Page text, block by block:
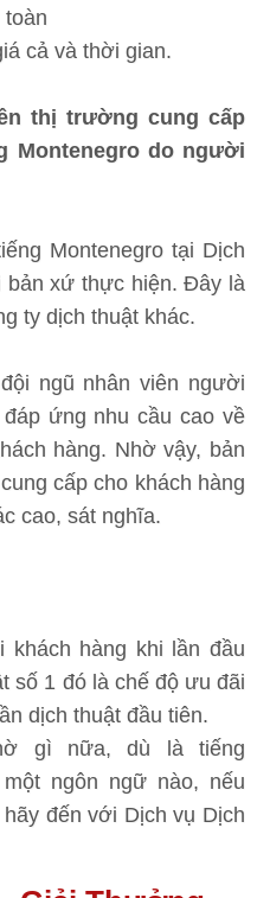
cả và thời gian.
thị trường cung cấp
Montenegro do người
Montenegro tại Dịch
bản xứ thực hiện. Đây là
ty dịch thuật khác.
ngũ nhân viên người
ứng nhu cầu cao về
hàng. Nhờ vậy, bản
cấp cho khách hàng
cao, sát nghĩa.
hàng khi lần đầu
số 1 đó là chế độ ưu đãi
dịch thuật đầu tiên.
gì nữa, dù là tiếng
ngôn ngữ nào, nếu
đến với Dịch vụ Dịch